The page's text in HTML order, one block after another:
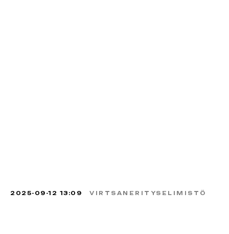
2025-09-12 13:09 VIRTSANERITYSELIMISTÖ